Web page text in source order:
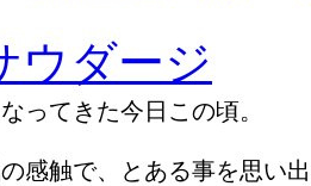
ウダージ
ってきた今日この頃。
感触で、とある事を思い